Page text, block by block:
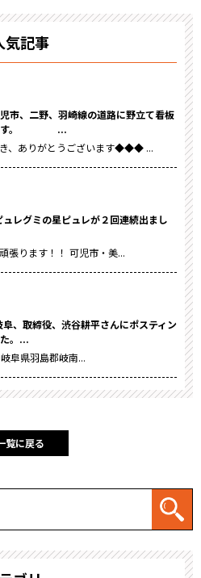
気記事
市、二野、羽崎線の道路に野立て看板
です。 ...
、ありがとうございます◆◆◆ ...
ピュレグミの星ピュレが２回連続出まし
張ります！！ 可児市・美...
、取締役、渋谷耕平さんにポスティン
。...
阜県羽島郡岐南...
覧に戻る